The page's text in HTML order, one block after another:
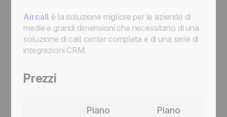
Aircall è la soluzione migliore per le aziende di
medie e grandi dimensioni che necessitano di una
soluzione di call center completa e di una serie di
integrazioni CRM.
Prezzi
Piano
Piano